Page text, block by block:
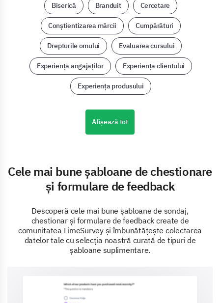
Biserică Branduit Cercetare
Conștientizarea mărcii Cumpărături
Drepturile omului Evaluarea cursului
Experiența angajaților Experiența clientului
Experiența produsului
Afișează tot
Cele mai bune șabloane de chestionare
și formulare de feedback
Descoperă cele mai bune șabloane de sondaj,
chestionar și formulare de feedback create de
comunitatea LimeSurvey și îmbunătățește colectarea
datelor tale cu selecția noastră curată de tipuri de
șabloane suplimentare.